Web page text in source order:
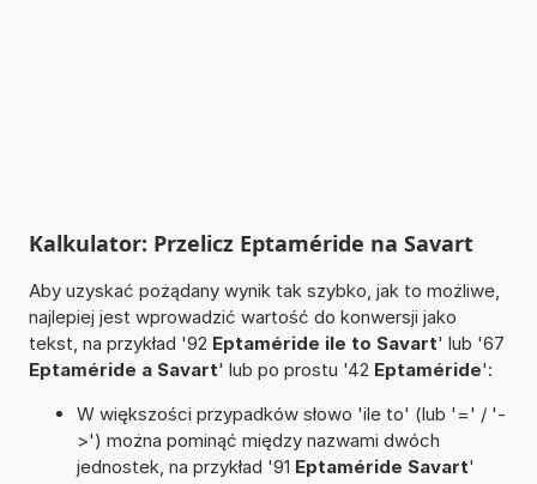
Kalkulator: Przelicz Eptaméride na Savart
Aby uzyskać pożądany wynik tak szybko, jak to możliwe,
najlepiej jest wprowadzić wartość do konwersji jako
tekst, na przykład '92 Eptaméride ile to Savart' lub '67
Eptaméride a Savart' lub po prostu '42 Eptaméride':
W większości przypadków słowo 'ile to' (lub '=' / '-
>') można pominąć między nazwami dwóch
jednostek, na przykład '91 Eptaméride Savart'